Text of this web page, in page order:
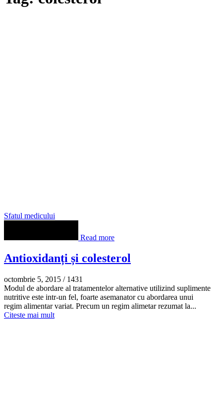
Sfatul medicului
Read more
Antioxidanți și colesterol
octombrie 5, 2015 / 1431
Modul de abordare al tratamentelor alternative utilizind suplimente
nutritive este intr-un fel, foarte asemanator cu abordarea unui
regim alimentar variat. Precum un regim alimetar rezumat la...
Citeste mai mult